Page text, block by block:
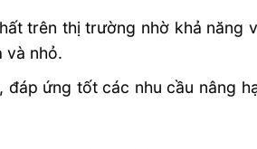
trên thị trường nhờ khả năng
và nhỏ.
ứng tốt các nhu cầu nâng